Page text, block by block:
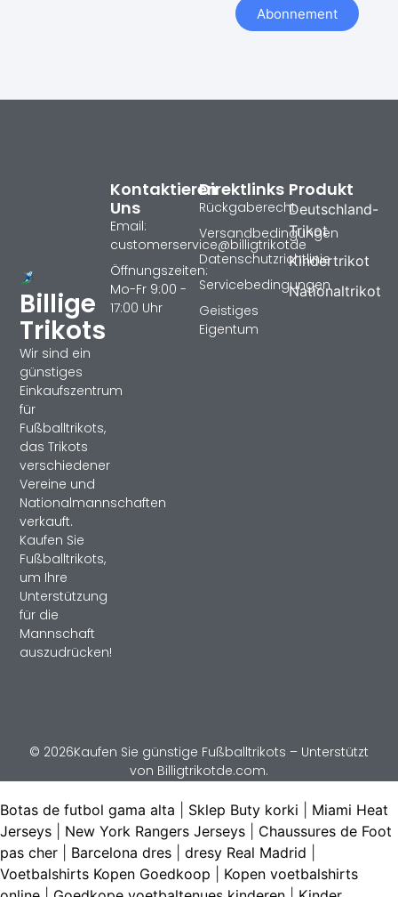
Abonnement
Billige
Trikots
Wir sind ein
günstiges
Einkaufszentrum
für
Fußballtrikots,
das Trikots
verschiedener
Vereine und
Nationalmannschaften
verkauft.
Kaufen Sie
Fußballtrikots,
um Ihre
Unterstützung
für die
Mannschaft
auszudrücken!
Produkt
Deutschland-
Trikot
Kindertrikot
Nationaltrikot
Direktlinks
Rückgaberecht
Versandbedingungen
Datenschutzrichtlinie
Servicebedingungen
Geistiges
Eigentum
Kontaktieren
Uns
Email:
customerservice@billigtrikotde
Öffnungszeiten:
Mo-Fr 9:00 -
17:00 Uhr
© 2026Kaufen Sie günstige Fußballtrikots – Unterstützt
von Billigtrikotde.com.
Botas de futbol gama alta Sklep Buty korki
Miami Heat
Jerseys
New York Rangers Jerseys
Chaussures de Foot
pas cher
Barcelona dres dresy Real Madrid
Voetbalshirts Kopen Goedkoop
Kopen voetbalshirts